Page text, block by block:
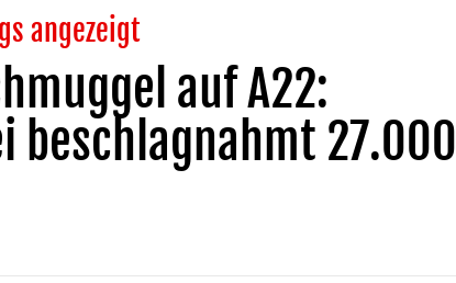
angezeigt
auf A22:
beschlagnahmt 27.000